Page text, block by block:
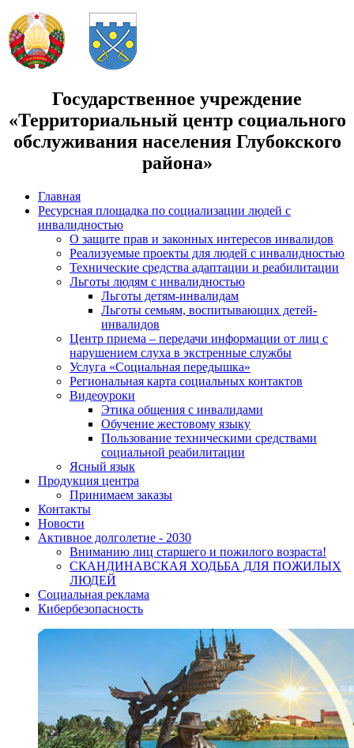
Государственное учреждение
«Территориальный центр социального
обслуживания населения Глубокского
района»
Главная
Ресурсная площадка по социализации людей с
инвалидностью
О защите прав и законных интересов инвалидов
Реализуемые проекты для людей с инвалидностью
Технические средства адаптации и реабилитации
Льготы людям с инвалидностью
Льготы детям-инвалидам
Льготы семьям, воспитывающих детей-
инвалидов
Центр приема – передачи информации от лиц с
нарушением слуха в экстренные службы
Услуга «Социальная передышка»
Региональная карта социальных контактов
Видеоуроки
Этика общения с инвалидами
Обучение жестовому языку
Пользование техническими средствами
социальной реабилитации
Ясный язык
Продукция центра
Принимаем заказы
Контакты
Новости
Активное долголетие - 2030
Вниманию лиц старшего и пожилого возраста!
CКАНДИНАВСКАЯ ХОДЬБА ДЛЯ ПОЖИЛЫХ
ЛЮДЕЙ
Социальная реклама
Кибербезопасность